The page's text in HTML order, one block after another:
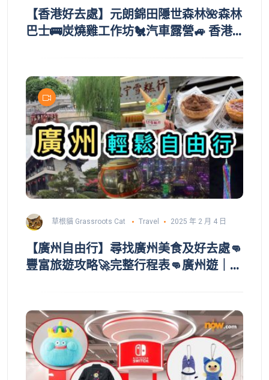
【香港好去處】元朗錦田隱世森林🌺森林
巴士🚌炭燒雞工作坊🐔汽車露營🚙 香港
草根貓 Grassroots Cat Travel 2025 年 2 月 4 日
【廣州自由行】尋找廣州美食及好去處👊
豐富旅遊攻略🚀完整行程表👊廣州遊｜廣
｜李小龍祖居｜荔枝灣｜北京路太平館｜
廣州歷史